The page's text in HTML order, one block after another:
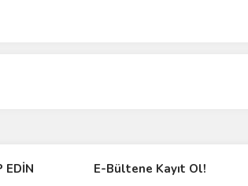
EDİN E-Bültene Kayıt Ol!